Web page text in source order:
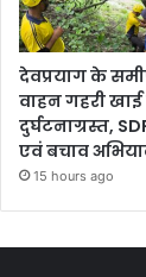
देवप्रयाग के
वाहन गहरी
दुर्घटनाग्रस्त,
एवं बचाव
15 hours ago